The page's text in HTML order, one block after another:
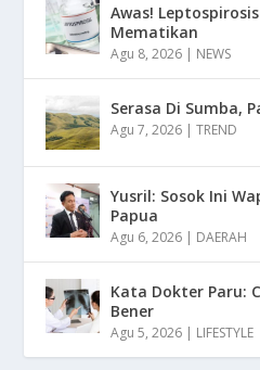
Awas!
Mematikan
Agu 8, 2026 | NEWS
Serasa Di Sumba,
Agu 7, 2026 |TREND
Yusril: Sosok Ini
Papua
Agu 6, 2026 | DAERAH
Kata Dokter Paru:
Bener
Agu 5, 2026 | LIFESTYLE